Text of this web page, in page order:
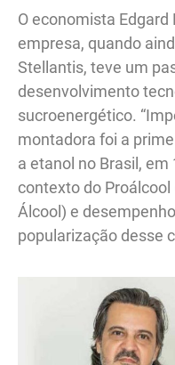
O economista
empresa, quando
Stellantis, teve um
desenvolvimento
sucroenergético.
montadora foi a
a etanol no Brasil,
contexto do
Álcool) e
popularização desse